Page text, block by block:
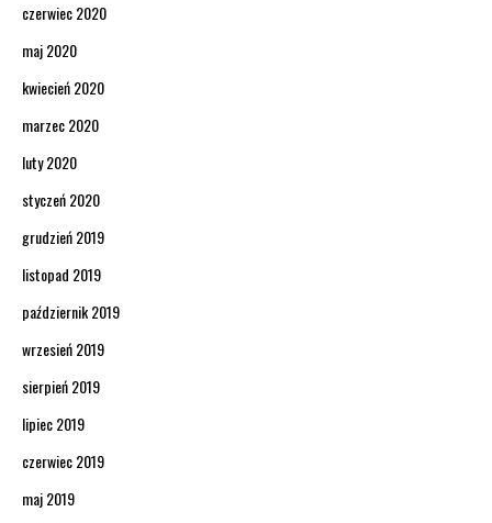
czerwiec 2020
maj 2020
kwiecień 2020
marzec 2020
luty 2020
styczeń 2020
grudzień 2019
listopad 2019
październik 2019
wrzesień 2019
sierpień 2019
lipiec 2019
czerwiec 2019
maj 2019